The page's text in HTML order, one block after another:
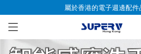
屬於香港的電子週邊配件
已加入購物車